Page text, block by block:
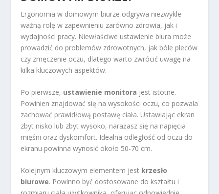
Ergonomia w domowym biurze odgrywa niezwykle
ważną rolę w zapewnieniu zarówno zdrowia, jak i
wydajności pracy. Niewłaściwe ustawienie biura może
prowadzić do problemów zdrowotnych, jak bóle pleców
czy zmęczenie oczu, dlatego warto zwrócić uwagę na
kilka kluczowych aspektów.
Po pierwsze, ustawienie monitora jest istotne.
Powinien znajdować się na wysokości oczu, co pozwala
zachować prawidłową postawę ciała. Ustawiając ekran
zbyt nisko lub zbyt wysoko, narażasz się na napięcia
mięśni oraz dyskomfort. Idealna odległość od oczu do
ekranu powinna wynosić około 50-70 cm.
Kolejnym kluczowym elementem jest krzesło
biurowe. Powinno być dostosowane do kształtu i